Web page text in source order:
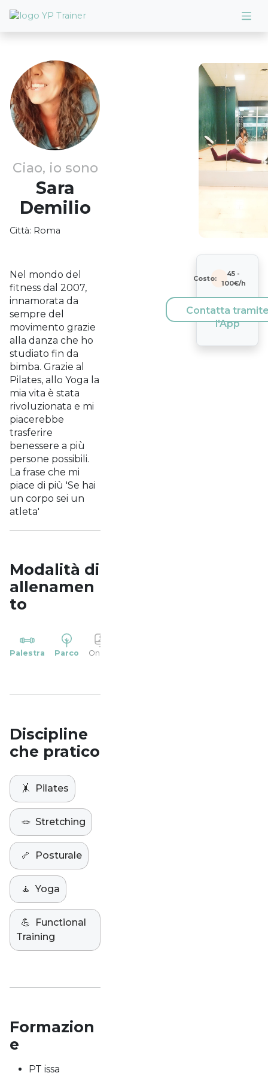
Ciao, io sono
Sara
Demilio
Città: Roma
Nel mondo del
fitness dal 2007,
innamorata da
sempre del
movimento grazie
alla danza che ho
studiato fin da
bimba. Grazie al
Pilates, allo Yoga la
mia vita è stata
rivoluzionata e mi
piacerebbe
trasferire
benessere a più
persone possibili.
La frase che mi
piace di più 'Se hai
un corpo sei un
atleta'
Modalità di
allenamen
to
Palestra Parco Online
Discipline
che pratico
🤸 Pilates
🪢 Stretching
🦴 Posturale
🧘 Yoga
💪
Functional
Training
Formazion
e
PT issa
Costo:
45 -
100€/h
Contatta
l'App